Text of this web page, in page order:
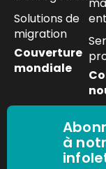
Solutions de
migration
Couverture
mondiale
à